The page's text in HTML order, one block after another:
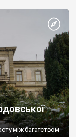
між багатством